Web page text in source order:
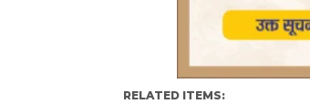
RELATED ITEMS: